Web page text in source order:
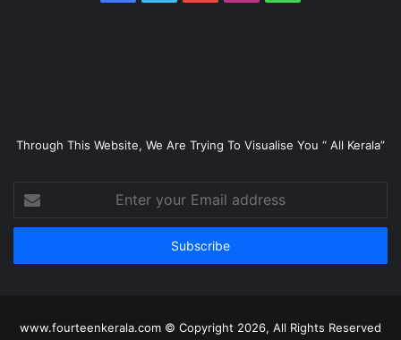
Through This Website, We Are Trying To Visualise You “ All Kerala”
your
Email
www.fourteenkerala.com © Copyright 2026, All Rights Reserved